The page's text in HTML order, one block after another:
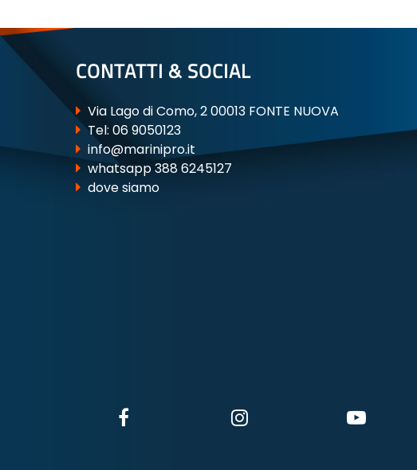
CONTATTI & SOCIAL
Via Lago di Como, 2 00013 FONTE NUOVA
Tel: 06 9050123
info@marinipro.it
whatsapp 388 6245127
dove siamo